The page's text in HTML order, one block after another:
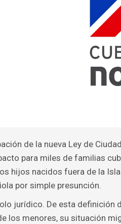
de la nueva Ley de
para miles de familias
hijos nacidos fuera de la
por simple presunción.
jurídico. De esta definición
los menores, su situación